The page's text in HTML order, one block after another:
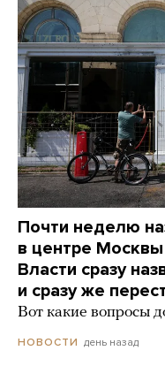
Почти неделю
в центре
Власти сразу
и сразу же
Вот какие вопросы
НОВОСТИ день назад